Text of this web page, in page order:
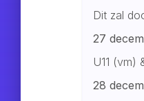
Dit zal
27
U11 (vm)
28